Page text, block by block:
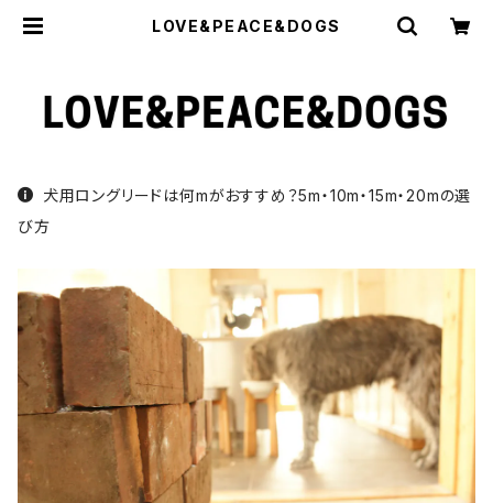
LOVE&PEACE&DOGS
犬用ロングリードは何mがおすすめ？5m・10m・15m・20mの選
び方